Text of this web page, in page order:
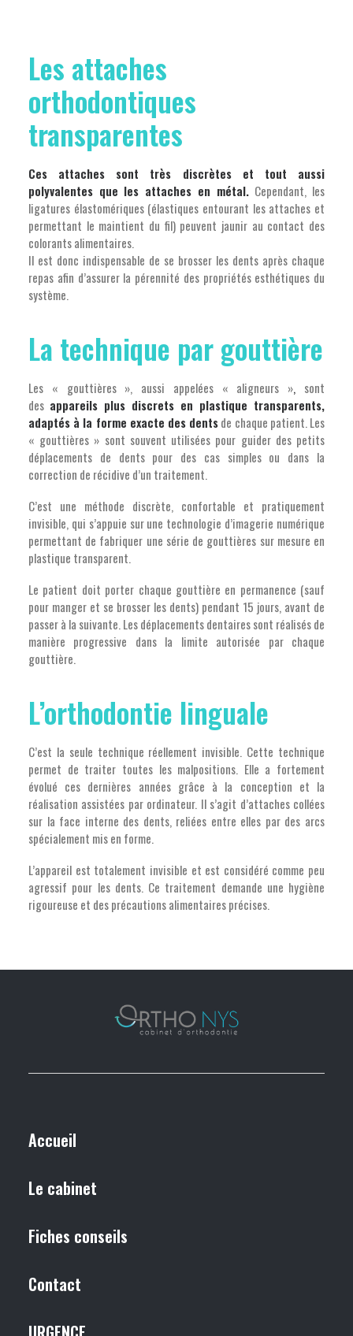
Les attaches
orthodontiques
transparentes
Ces attaches sont très discrètes et tout aussi
polyvalentes que les attaches en métal. Cependant, les
ligatures élastomériques (élastiques entourant les attaches et
permettant le maintient du fil) peuvent jaunir au contact des
colorants alimentaires.
Il est donc indispensable de se brosser les dents après chaque
repas afin d’assurer la pérennité des propriétés esthétiques du
système.
La technique par gouttière
Les « gouttières », aussi appelées « aligneurs », sont
des appareils plus discrets en plastique transparents,
adaptés à la forme exacte des dentsde chaque patient. Les
« gouttières » sont souvent utilisées pour guider des petits
déplacements de dents pour des cas simples ou dans la
correction de récidive d’un traitement.
C’est une méthode discrète, confortable et pratiquement
invisible, qui s’appuie sur une technologie d’imagerie numérique
permettant de fabriquer une série de gouttières sur mesure en
plastique transparent.
Le patient doit porter chaque gouttière en permanence (sauf
pour manger et se brosser les dents) pendant 15 jours, avant de
passer à la suivante. Les déplacements dentaires sont réalisés de
manière progressive dans la limite autorisée par chaque
gouttière.
L’orthodontie linguale
C’est la seule technique réellement invisible. Cette technique
permet de traiter toutes les malpositions. Elle a fortement
évolué ces dernières années grâce à la conception et la
réalisation assistées par ordinateur. Il s’agit d’attaches collées
sur la face interne des dents, reliées entre elles par des arcs
spécialement mis en forme.
L’appareil est totalement invisible et est considéré comme peu
agressif pour les dents. Ce traitement demande une hygiène
rigoureuse et des précautions alimentaires précises.
Accueil
Le cabinet
Fiches conseils
Contact